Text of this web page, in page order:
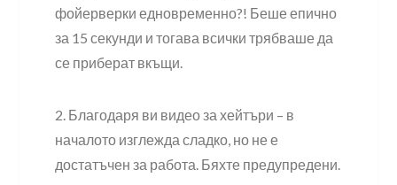
фойерверки едновременно?! Беше епично
за 15 секунди и тогава всички трябваше да
се приберат вкъщи.
2. Благодаря ви видео за хейтъри – в
началото изглежда сладко, но не е
достатъчен за работа. Бяхте предупредени.